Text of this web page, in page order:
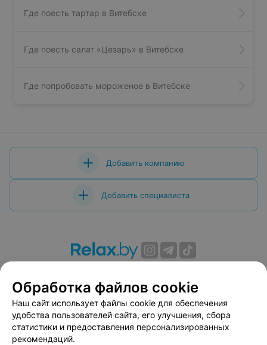
Где поесть тартар в Витебске
Где поесть салат «Цезарь» в Витебске
Где попробовать мороженое в Витебске
Добавить компанию
Добавить специалиста
Вакансии
Публичный договор
Способы оплаты
Публичный договор по использованию сервиса
«Афиша»
Пользовательское соглашение
Обработка файлов cookie
Наш сайт использует файлы cookie для обеспечения
удобства пользователей сайта, его улучшения, сбора
статистики и предоставления персонализированных
рекомендаций.